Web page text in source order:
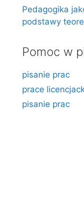
Pedagogika
podstawy
Pomoc w
pisanie prac
prace
pisanie prac